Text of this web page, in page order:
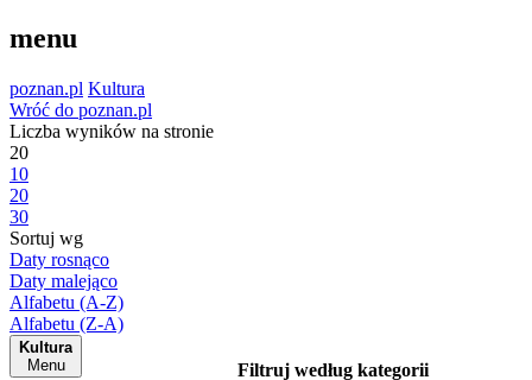
menu
poznan.pl Kultura
Wróć do poznan.pl
Liczba wyników na stronie
20
10
20
30
Sortuj wg
Daty rosnąco
Daty malejąco
Alfabetu (A-Z)
Alfabetu (Z-A)
Kultura
Menu
Filtruj według kategorii